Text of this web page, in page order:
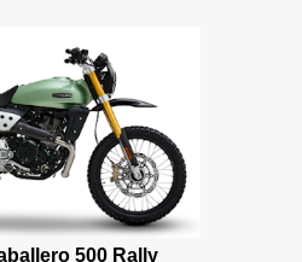
500 Rally